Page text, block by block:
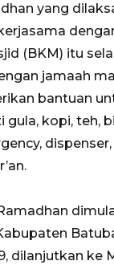
yang
(BKM) itu
jamaah
bantuan
gula, kopi, teh,
dilanjutkan ke